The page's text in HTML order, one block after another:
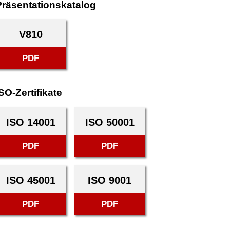
V810
PDF
Zertifikate
ISO 14001
PDF
ISO 50001
PDF
ISO 45001
PDF
ISO 9001
PDF